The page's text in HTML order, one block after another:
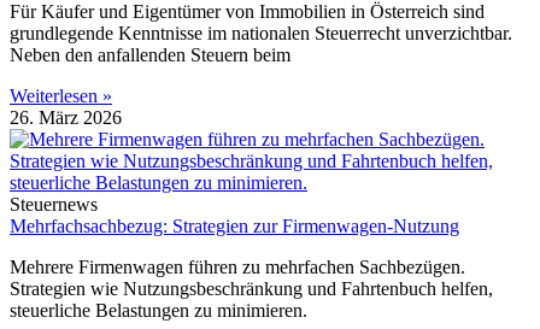
Für Käufer und Eigentümer von Immobilien in Österreich sind
grundlegende Kenntnisse im nationalen Steuerrecht unverzichtbar.
Neben den anfallenden Steuern beim
Weiterlesen »
26. März 2026
Steuernews
Mehrfachsachbezug: Strategien zur Firmenwagen-Nutzung
Mehrere Firmenwagen führen zu mehrfachen Sachbezügen.
Strategien wie Nutzungsbeschränkung und Fahrtenbuch helfen,
steuerliche Belastungen zu minimieren.